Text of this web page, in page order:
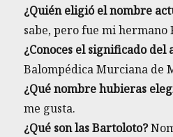
¿Quién eligió el nombre
sabe, pero fue mi hermano
¿Conoces el significado del
Balompédica Murciana de
¿Qué nombre hubieras
me gusta.
¿Qué son las Bartoloto?